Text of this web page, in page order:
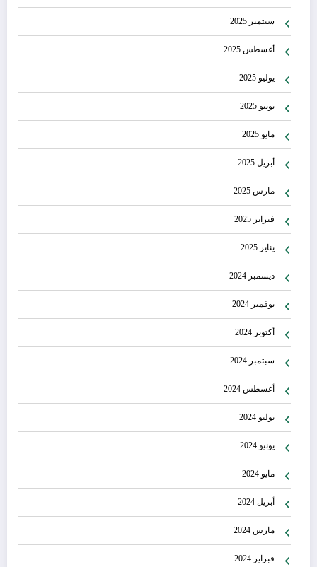
سبتمبر 2025
أغسطس 2025
يوليو 2025
يونيو 2025
مايو 2025
أبريل 2025
مارس 2025
فبراير 2025
يناير 2025
ديسمبر 2024
نوفمبر 2024
أكتوبر 2024
سبتمبر 2024
أغسطس 2024
يوليو 2024
يونيو 2024
مايو 2024
أبريل 2024
مارس 2024
فبراير 2024